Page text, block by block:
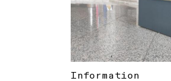
Information